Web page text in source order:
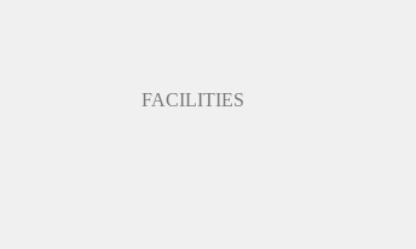
FACILITIES